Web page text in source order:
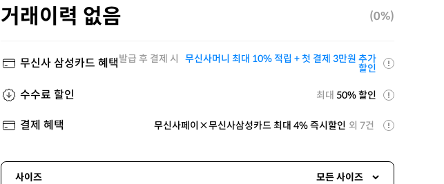
거래이력 없음 (0%)
무신사 삼성카드 혜택발급 후 결제 시 무신사머니 최대 10% 적립 + 첫 결제 3만원 추가
할인
수수료 할인 최대 50% 할인
결제 혜택 무신사페이×무신사삼성카드 최대 4% 즉시할인 외 7건
사이즈 모든 사이즈